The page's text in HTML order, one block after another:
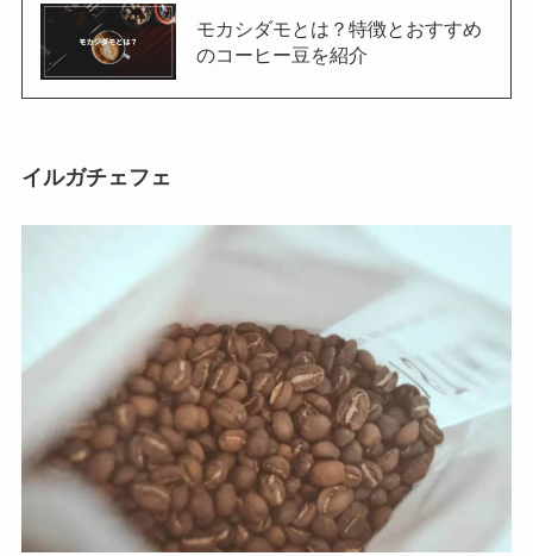
モカシダモとは？特徴とおすすめ
のコーヒー豆を紹介
イルガチェフェ